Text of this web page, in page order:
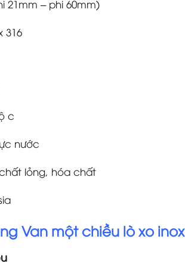
21mm – phi 60mm)
316
c
nước
lỏng, hóa chất
Van một chiều lò xo inox